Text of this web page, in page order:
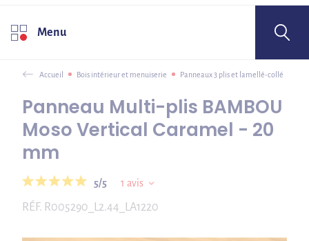
Menu
Accueil Bois intérieur et menuiserie Panneaux 3 plis et lamellé-collé
Panneau Multi-plis BAMBOU
Moso Vertical Caramel - 20
mm
5/5 1 avis
RÉF. R005290_L2.44_LA1220